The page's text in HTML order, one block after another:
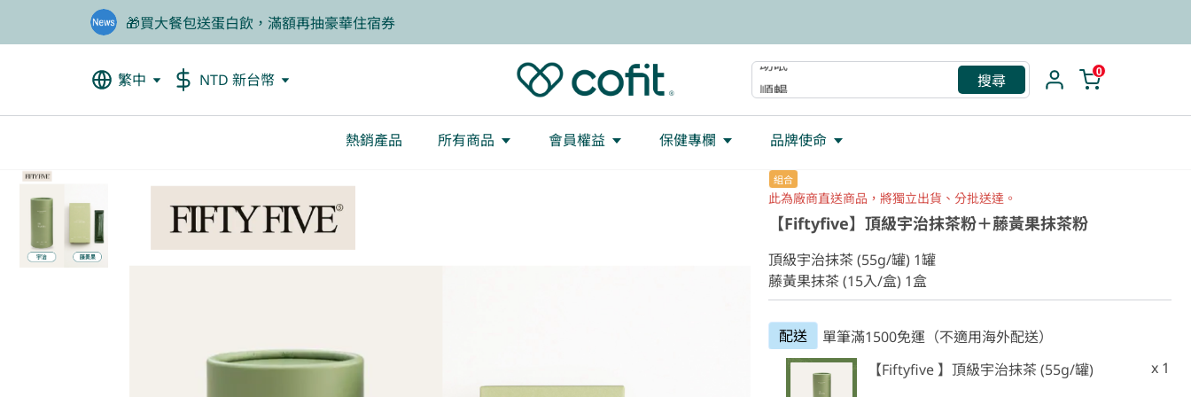
🦐餐前1分鐘輕鬆吃美食，甲殼素66折起
❤️老爸我來守護，專區商品任2件88折
繁中 NTD 新台幣
順暢
搜尋 0
熱銷產品 所有商品 會員權益 保健專欄 品牌使命
組合
此為廠商直送商品，將獨立出貨、分批送達。
【Fiftyfive】頂級宇治抹茶粉＋藤黃果抹茶粉
頂級宇治抹茶 (55g/罐) 1罐
藤黃果抹茶 (15入/盒) 1盒
配送
單筆滿1500免運（不適用海外配送）
【Fiftyfive 】頂級宇治抹茶 (55g/罐)
x 1